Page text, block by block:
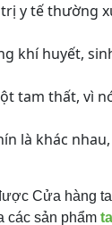
y tế thường
khí huyết,
tam thất, vì
là khác
Cửa hàng
các sản phẩm